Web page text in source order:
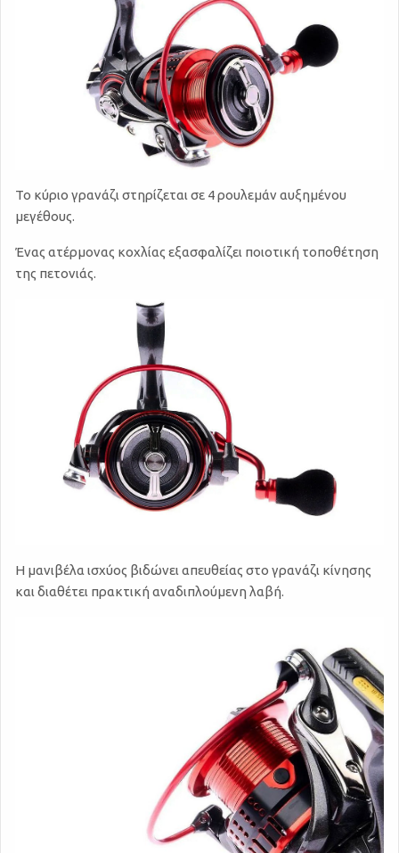
Το κύριο γρανάζι στηρίζεται σε 4 ρουλεμάν αυξημένου
μεγέθους.
Ένας ατέρμονας κοχλίας εξασφαλίζει ποιοτική τοποθέτηση
της πετονιάς.
Η μανιβέλα ισχύος βιδώνει απευθείας στο γρανάζι κίνησης
και διαθέτει πρακτική αναδιπλούμενη λαβή.